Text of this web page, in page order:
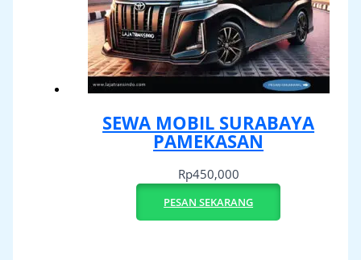
SEWA MOBIL SURABAYA
PAMEKASAN
Rp450,000
PESAN SEKARANG